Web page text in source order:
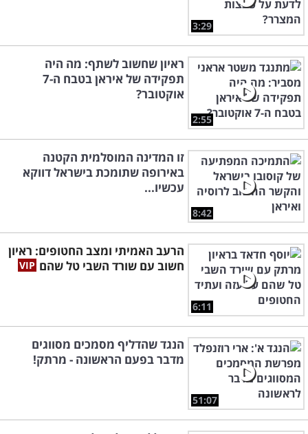
3:29
2:55
ראיון שחשוב לשתף: מה היה
תפקידה של איראן בטבח ה-7
אוקטובר?
8:42
זו המדינה המוסלמית הקטנה
באירופה שתומכת בישראל דווקא
עכשיו...
6:11
הרעב האמיתי ומצב החטופים: ראיון
חשוב עם שורד השבי טל שהם
51:07
הנגד שהדליף מסמכים מסווגים
מדבר בפעם הראשונה - מרתק!